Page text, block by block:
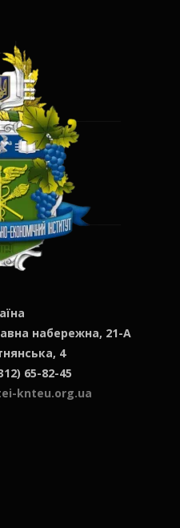
набережна, 21-А
4
65-82-45
knteu.org.ua